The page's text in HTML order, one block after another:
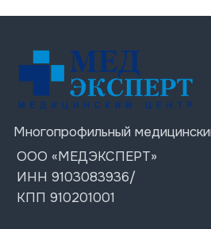
+7 (978) 576 38-88
Контакты
г. Симферополь
ул. Толстого 12
ул. Киевская д. 67
Пн-Пт:
Сб-Вс: 08:00
Акции
Контакты